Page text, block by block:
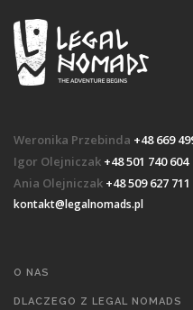
Weronika Przebinda +48 669
Igor Olejniczak +48 501 740 604
Ania Olejniczak +48 509 627 711
kontakt@legalnomads.pl
O NAS
DLACZEGO Z LEGAL NOMADS